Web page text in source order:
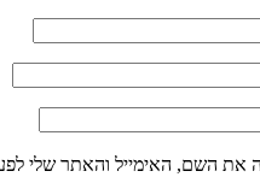
את השם, האימייל והאתר שלי